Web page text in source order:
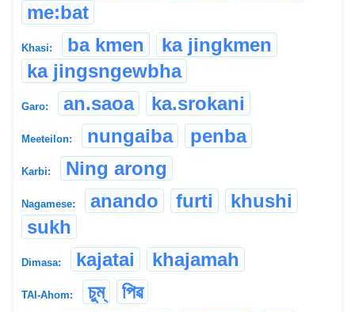
me:bat
Khasi: ba kmen
ka jingkmen
ka jingsngewbha
Garo: an.saoa ka.srokani
Meeteilon: nungaiba penba
Karbi: Ning arong
Nagamese: anando furti
khushi
sukh
Dimasa: kajatai khajamah
TAI-Ahom: চুম্ পিৱ